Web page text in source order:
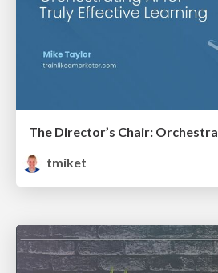
tmiket